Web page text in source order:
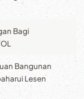
Bagi
Bangunan
Lesen